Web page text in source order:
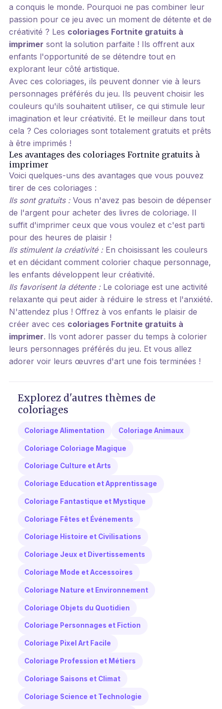
a conquis le monde. Pourquoi ne pas combiner leur
passion pour ce jeu avec un moment de détente et de
créativité ? Les coloriages Fortnite gratuits à
imprimer sont la solution parfaite ! Ils offrent aux
enfants l'opportunité de se détendre tout en
explorant leur côté artistique.
Avec ces coloriages, ils peuvent donner vie à leurs
personnages préférés du jeu. Ils peuvent choisir les
couleurs qu'ils souhaitent utiliser, ce qui stimule leur
imagination et leur créativité. Et le meilleur dans tout
cela ? Ces coloriages sont totalement gratuits et prêts
à être imprimés !
Les avantages des coloriages Fortnite gratuits à
imprimer
Voici quelques-uns des avantages que vous pouvez
tirer de ces coloriages :
Ils sont gratuits :Vous n'avez pas besoin de dépenser
de l'argent pour acheter des livres de coloriage. Il
suffit d'imprimer ceux que vous voulez et c'est parti
pour des heures de plaisir !
Ils stimulent la créativité :En choisissant les couleurs
et en décidant comment colorier chaque personnage,
les enfants développent leur créativité.
Ils favorisent la détente :Le coloriage est une activité
relaxante qui peut aider à réduire le stress et l'anxiété.
N'attendez plus ! Offrez à vos enfants le plaisir de
créer avec ces coloriages Fortnite gratuits à
imprimer. Ils vont adorer passer du temps à colorier
leurs personnages préférés du jeu. Et vous allez
adorer voir leurs œuvres d'art une fois terminées !
Explorez d'autres thèmes de
coloriages
Coloriage Alimentation Coloriage Animaux
Coloriage Coloriage Magique
Coloriage Culture et Arts
Coloriage Education et Apprentissage
Coloriage Fantastique et Mystique
Coloriage Fêtes et Événements
Coloriage Histoire et Civilisations
Coloriage Jeux et Divertissements
Coloriage Mode et Accessoires
Coloriage Nature et Environnement
Coloriage Objets du Quotidien
Coloriage Personnages et Fiction
Coloriage Pixel Art Facile
Coloriage Profession et Métiers
Coloriage Saisons et Climat
Coloriage Science et Technologie